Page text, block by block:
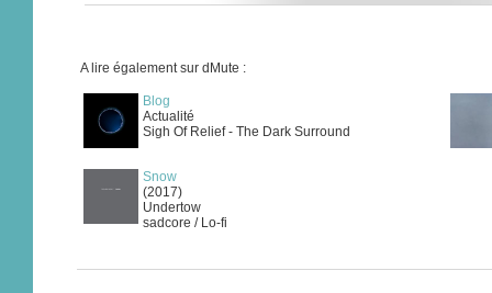
A lire également sur dMute :
Blog
Actualité
Sigh Of Relief - The Dark Surround
Snow
(2017)
Undertow
sadcore / Lo-fi